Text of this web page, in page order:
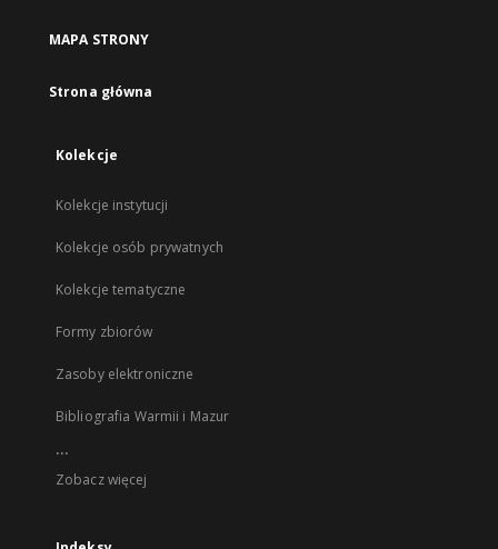
MAPA STRONY
Strona główna
Kolekcje
Kolekcje instytucji
Kolekcje osób prywatnych
Kolekcje tematyczne
Formy zbiorów
Zasoby elektroniczne
Bibliografia Warmii i Mazur
...
Zobacz więcej